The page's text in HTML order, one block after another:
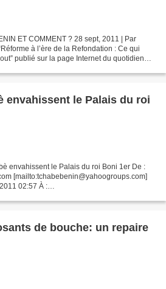
ET COMMENT ? 28 sept, 2011 | Par
à l’ère de la Refondation : Ce qui
publié sur la page Internet du quotidien
envahissent le Palais du roi
envahissent le Palais du roi Boni 1er De :
[mailto:tchabebenin@yahoogroups.com]
02:57 À :
de bouche: un repaire